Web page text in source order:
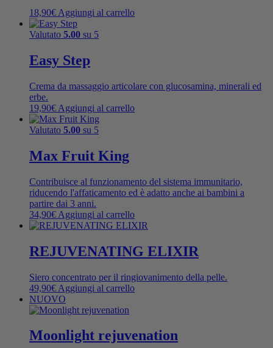
18,90€ Aggiungi al carrello
Valutato 5.00 su 5
Easy Step
Crema da massaggio articolare con glucosamina, minerali ed
erbe.
19,90€ Aggiungi al carrello
Valutato 5.00 su 5
Max Fruit King
Contribuisce al funzionamento del sistema immunitario,
riducendo l'affaticamento ed è adatto anche ai bambini a
partire dai 3 anni.
34,90€ Aggiungi al carrello
REJUVENATING ELIXIR
Siero concentrato per il ringiovanimento della pelle.
49,90€ Aggiungi al carrello
NUOVO
Moonlight rejuvenation